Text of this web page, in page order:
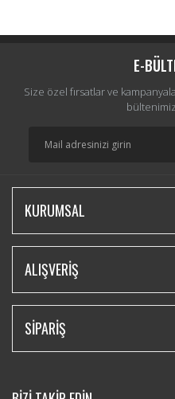
E-
Size özel fırsatlar ve
KURUMSAL
ALIŞVERİŞ
SİPARİŞ